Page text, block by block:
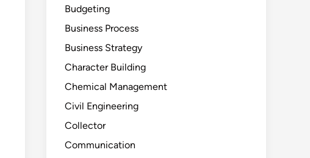
Budgeting
Business Process
Business Strategy
Character Building
Chemical Management
Civil Engineering
Collector
Communication